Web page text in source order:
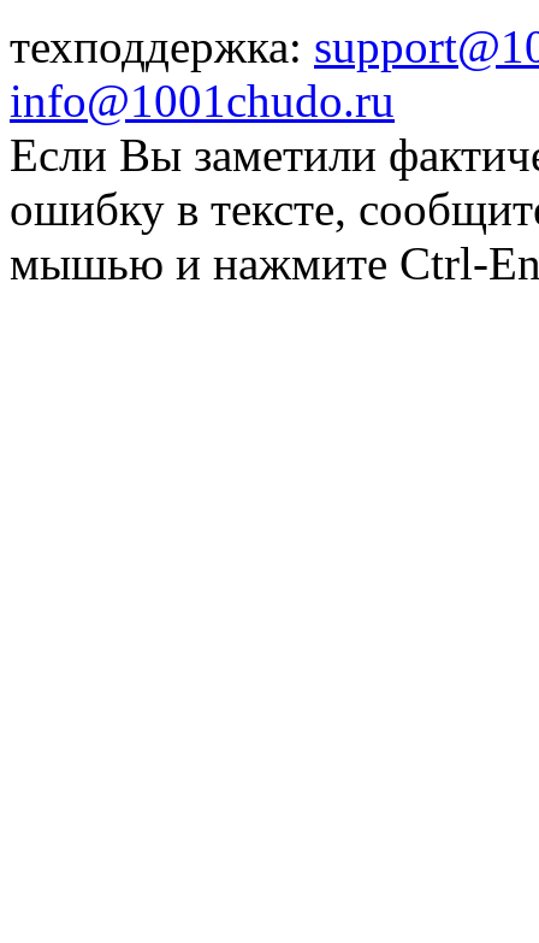
техподдержка:
info@1001chudo.ru
Если Вы заметили
ошибку в тексте,
мышью и нажмите Ctrl-